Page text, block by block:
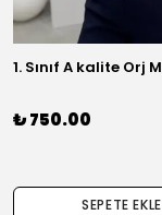
₺ 750.00
SEPETE EKLE